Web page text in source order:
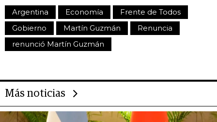
Argentina Economía
Frente de Todos
Gobierno
Martín Guzmán
Renuncia
renunció Martín Guzmán
Más noticias